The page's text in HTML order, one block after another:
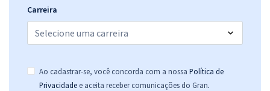
Carreira
Ao cadastrar-se, você concorda com a nossa Política de
Privacidade e aceita receber comunicações do Gran.